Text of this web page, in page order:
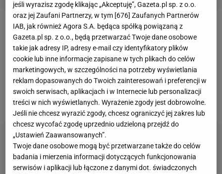
Katarzyna Kawa w turnieju singlowym odpadła już
na etapie kwalifikacji, ale w deblu wszystko układało
się po jej myśli.Wraz z Martą Kostiuk zagrały
naprawdę dobre spotkanie w pierwszej rundzie,
gdzie straciły tylko dwa gemy. W dodatku z ich
drabinki wycofały sięCoco Gauffi Jessica Pegula.
jeśli wyrazisz zgodę klikając „Akceptuję”, Gazeta.pl sp. z o.o.
oraz jej Zaufani Partnerzy, w tym [676] Zaufanych Partnerów
IAB, jak również Agora S.A. będąca spółką powiązaną z
Gazeta.pl sp. z o.o., będą przetwarzać Twoje dane osobowe
takie jak adresy IP, adresy e-mail czy identyfikatory plików
cookie lub inne informacje zapisane w tych plikach do celów
marketingowych, w szczególności na potrzeby wyświetlania
reklam dopasowanych do Twoich zainteresowań i preferencji w
swoich serwisach, aplikacjach i w Internecie lub personalizacji
treści w nich wyświetlanych. Wyrażenie zgody jest dobrowolne.
Jeśli nie chcesz wyrazić zgody, chcesz ograniczyć jej zakres lub
chcesz wycofać zgodę uprzednio udzieloną przejdź do
„Ustawień Zaawansowanych”.
Twoje dane osobowe mogą być przetwarzane także do celów
badania i mierzenia informacji dotyczących funkcjonowania
serwisów i aplikacji lub łączone z danymi dot. świadczonych